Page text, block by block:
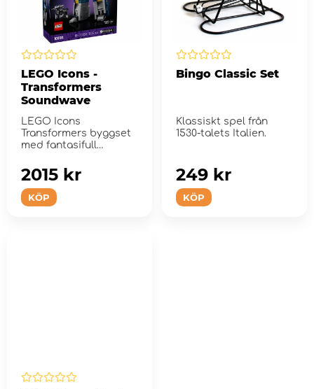
LEGO Icons -
Transformers
Soundwave
LEGO Icons
Transformers byggset
med fantasifull
KÖP
2015 kr
Bingo Classic Set
Klassiskt spel från
1530-talets Italien.
KÖP
249 kr